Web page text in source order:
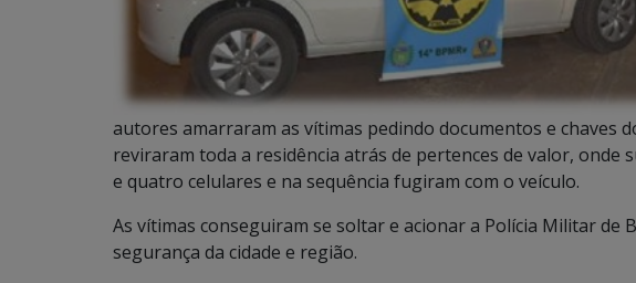
autores amarraram as vítimas pedindo documentos e chaves
reviraram toda a residência atrás de pertences de valor, onde
e quatro celulares e na sequência fugiram com o veículo.
As vítimas conseguiram se soltar e acionar a Polícia Militar de
segurança da cidade e região.